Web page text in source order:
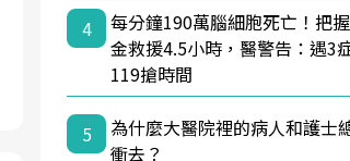
4
每分鐘190萬腦細胞死亡！把
金救援4.5小時，醫警告：遇3
119搶時間
5
為什麼大醫院裡的病人和護士
衝去？